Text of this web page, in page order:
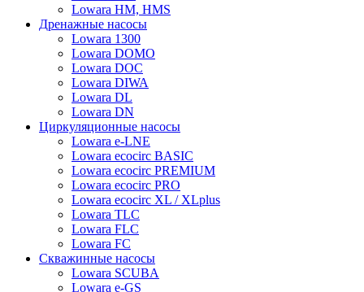
Lowara HM, HMS
Дренажные насосы
Lowara 1300
Lowara DOMO
Lowara DOC
Lowara DIWA
Lowara DL
Lowara DN
Циркуляционные насосы
Lowara e-LNE
Lowara ecocirc BASIC
Lowara ecocirc PREMIUM
Lowara ecocirc PRO
Lowara ecocirc XL / XLplus
Lowara TLC
Lowara FLC
Lowara FC
Скважинные насосы
Lowara SCUBA
Lowara e-GS